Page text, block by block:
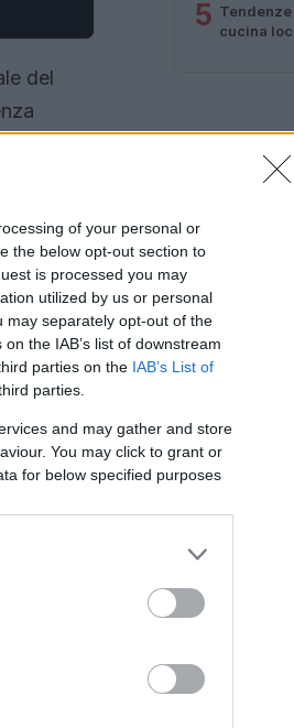
of your personal or
the below opt-out section to
is processed you may
utilized by us or personal
may separately opt-out of the
the IAB’s list of downstream
parties on the IAB’s List of
parties.
and may gather and store
You may click to grant or
for below specified purposes
del
stile
5 cucina